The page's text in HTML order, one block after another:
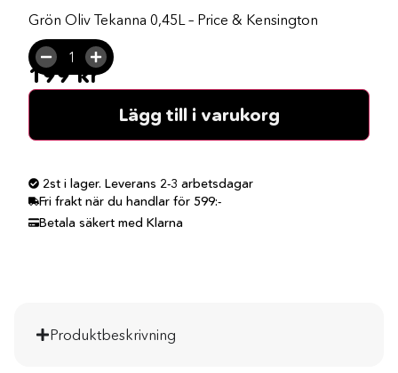
Grön Oliv Tekanna 0,45L – Price & Kensington
199kr
Lägg till i varukorg
2st i lager. Leverans 2-3 arbetsdagar
Fri frakt när du handlar för 599:-
Betala säkert med Klarna
Produktbeskrivning